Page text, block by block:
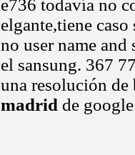
e736 todavía no
elgante,tiene
no user name
el sansung. 367
una resolución
madrid de